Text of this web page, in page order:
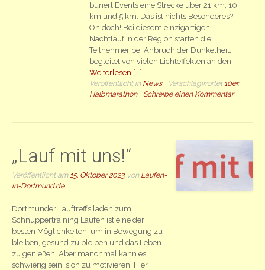
bunert Events eine Strecke über 21 km, 10
km und 5 km. Das ist nichts Besonderes?
Oh doch! Bei diesem einzigartigen
Nachtlauf in der Region starten die
Teilnehmer bei Anbruch der Dunkelheit,
begleitet von vielen Lichteffekten an den
Weiterlesen [...]
Veröffentlicht in News Verschlagwortet 10er,
Halbmarathon
Schreibe einen Kommentar
„Lauf mit uns!“
Veröffentlicht am 15. Oktober 2023von Laufen-
in-Dortmund.de
Dortmunder Lauftreffs laden zum
Schnuppertraining Laufen ist eine der
besten Möglichkeiten, um in Bewegung zu
bleiben, gesund zu bleiben und das Leben
zu genießen. Aber manchmal kann es
schwierig sein, sich zu motivieren. Hier